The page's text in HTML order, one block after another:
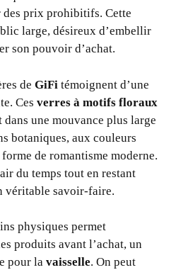
des prix prohibitifs. Cette
large, désireux d’embellir
son pouvoir d’achat.
de GiFi témoignent d’une
Ces verres à motifs floraux
une mouvance plus large
botaniques, aux couleurs
de romantisme moderne.
du temps tout en restant
véritable savoir-faire.
physiques permet
produits avant l’achat, un
pour la vaisselle. On peut